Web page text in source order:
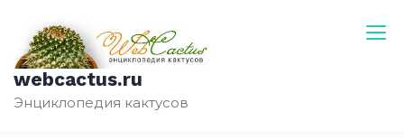
содержимому
webcactus.ru
Энциклопедия кактусов